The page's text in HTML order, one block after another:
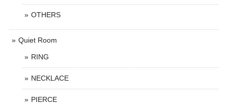
OTHERS
Quiet Room
RING
NECKLACE
PIERCE